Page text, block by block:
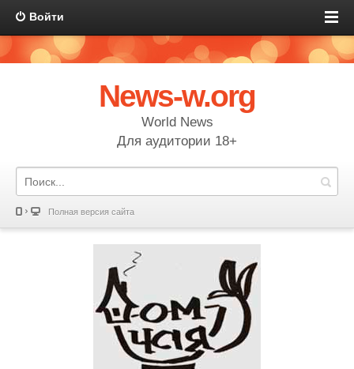
Войти
News-w.org
World News
Для аудитории 18+
Полная версия сайта